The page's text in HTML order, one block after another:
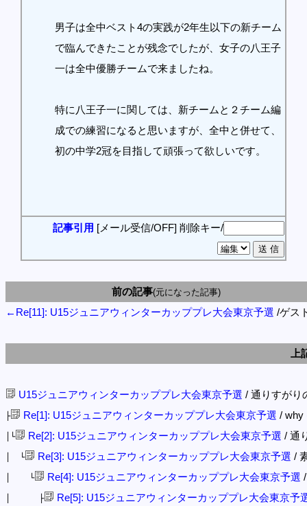
男子は全中ベスト4の実践が2年生以下の新チーム
で臨んできたことが残念でしたが、女子の八王子
一は全中優勝チームで来ましたね。
特に八王子一に関しては、新チームと２チーム編
成での練習になると思いますが、全中と併せて、
初の中学2冠を目指して頑張って欲しいです。
記事引用 [メール受信/OFF] 削除キー/
前の記事(元になった記事)
←Re[11]: U15ジュニアウィンターカッププレ大会東京予選 /ゲス
U15ジュニアウィンターカッププレ大会東京予選 / 通りすがり
├ Re[1]: U15ジュニアウィンターカッププレ大会東京予選 / why
│└ Re[2]: U15ジュニアウィンターカッププレ大会東京予選 / 通
│ └ Re[3]: U15ジュニアウィンターカッププレ大会東京予選 /
│ └ Re[4]: U15ジュニアウィンターカッププレ大会東京予選
│ ├ Re[5]: U15ジュニアウィンターカッププレ大会東京予